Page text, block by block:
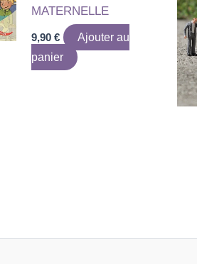
MATERNELLE
9,90 €
Ajouter au
panier